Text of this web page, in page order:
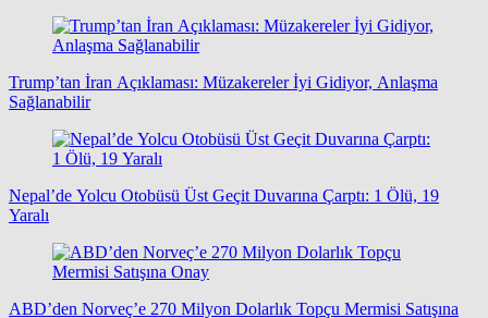
Trump’tan İran Açıklaması: Müzakereler İyi Gidiyor, Anlaşma
Sağlanabilir
Nepal’de Yolcu Otobüsü Üst Geçit Duvarına Çarptı: 1 Ölü, 19
Yaralı
ABD’den Norveç’e 270 Milyon Dolarlık Topçu Mermisi Satışına